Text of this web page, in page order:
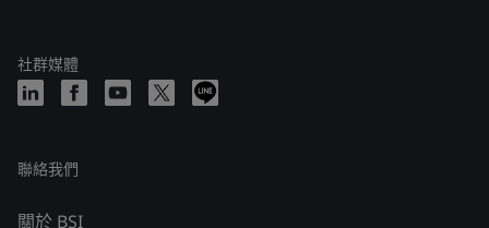
社群媒體
聯絡我們
關於 BSI